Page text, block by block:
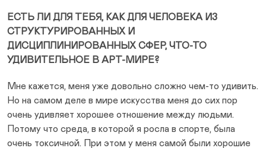
ЕСТЬ ЛИ ДЛЯ ТЕБЯ, КАК ДЛЯ ЧЕЛОВЕКА ИЗ
СТРУКТУРИРОВАННЫХ И
ДИСЦИПЛИНИРОВАННЫХ СФЕР, ЧТО-ТО
УДИВИТЕЛЬНОЕ В АРТ-МИРЕ?
Мне кажется, меня уже довольно сложно чем-то удивить.
Но на самом деле в мире искусства меня до сих пор
очень удивляет хорошее отношение между людьми.
Потому что среда, в которой я росла в спорте, была
очень токсичной. При этом у меня самой были хорошие